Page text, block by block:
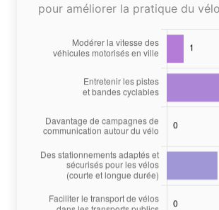
pour améliorer la pratique du